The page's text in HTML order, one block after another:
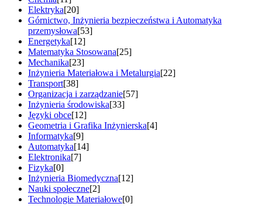
Elektryka[20]
Górnictwo, Inżynieria bezpieczeństwa i Automatyka
przemysłowa[53]
Energetyka[12]
Matematyka Stosowana[25]
Mechanika[23]
Inżynieria Materiałowa i Metalurgia[22]
Transport[38]
Organizacja i zarządzanie[57]
Inżynieria środowiska[33]
Języki obce[12]
Geometria i Grafika Inżynierska[4]
Informatyka[9]
Automatyka[14]
Elektronika[7]
Fizyka[0]
Inżynieria Biomedyczna[12]
Nauki społeczne[2]
Technologie Materiałowe[0]